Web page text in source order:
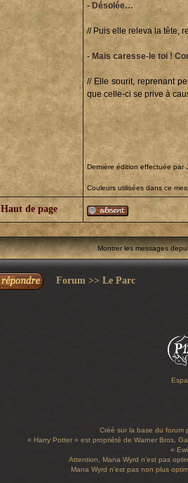
- Désolée…
// Puis elle releva la tête,
- Mais caresse-le toi !
// Elle sourit, reprenant
que celle-ci se prive à
Dernière édition effectuée par
Couleurs utilisées dans ce
Haut de page
Montrer les messages
Forum >> Le Parc
Créé sur la base du forum
« Harry Potter » est propriété de Warner Bros,
«
Attention, Mana Wyrd n'est pas
Mana Wyrd n'est pas non plus